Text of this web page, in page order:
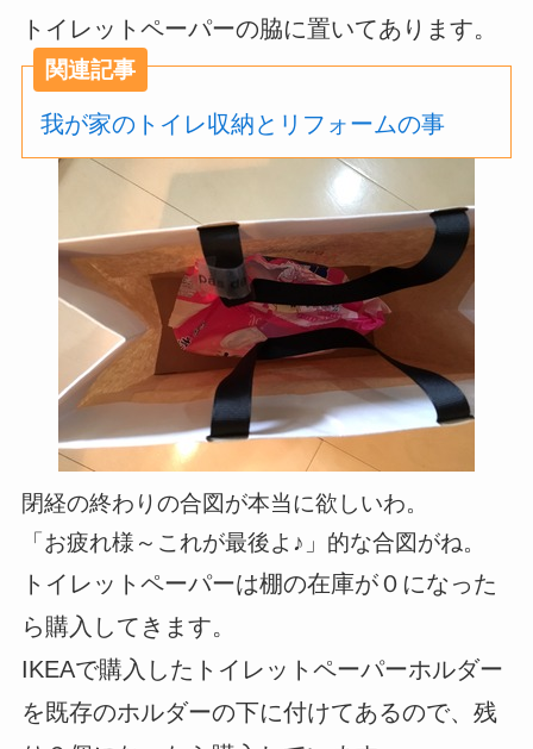
トイレットペーパーの脇に置いてあります。
関連記事
我が家のトイレ収納とリフォームの事
閉経の終わりの合図が本当に欲しいわ。
「お疲れ様～これが最後よ♪」的な合図がね。
トイレットペーパーは棚の在庫が０になった
ら購入してきます。
IKEAで購入したトイレットペーパーホルダー
を既存のホルダーの下に付けてあるので、残